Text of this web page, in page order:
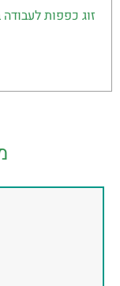
זוג כפפות